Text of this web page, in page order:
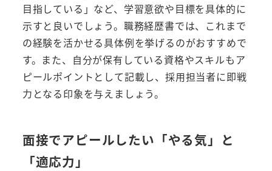
目指している」など、学習意欲や目標を具体的に
示すと良いでしょう。職務経歴書では、これまで
の経験を活かせる具体例を挙げるのがおすすめで
す。また、自分が保有している資格やスキルもア
ピールポイントとして記載し、採用担当者に即戦
力となる印象を与えましょう。
面接でアピールしたい「やる気」と
「適応力」